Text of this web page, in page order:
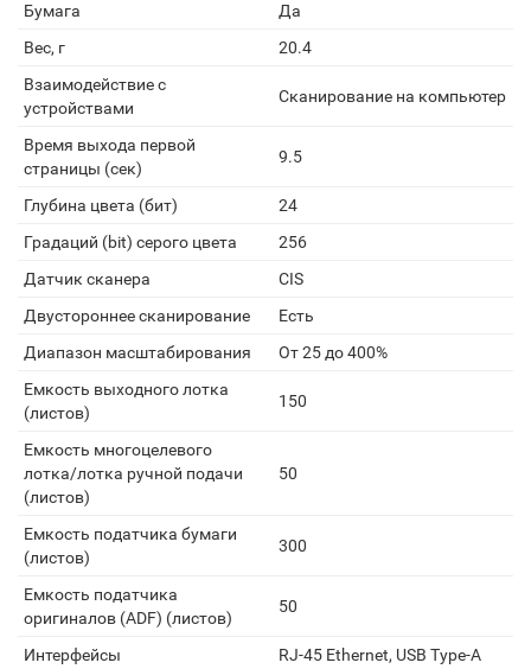
Бумага
Да
Вес, г
20.4
Взаимодействие с
устройствами
Сканирование на компьютер
Время выхода первой
страницы (сек)
9.5
Глубина цвета (бит)
24
Градаций (bit) серого цвета
256
Датчик сканера
CIS
Двустороннее сканирование
Есть
Диапазон масштабирования
От 25 до 400%
Емкость выходного лотка
(листов)
150
Емкость многоцелевого
лотка/лотка ручной подачи
(листов)
50
Емкость податчика бумаги
(листов)
300
Емкость податчика
оригиналов (ADF) (листов)
50
Интерфейсы RJ-45 Ethernet, USB Type-A